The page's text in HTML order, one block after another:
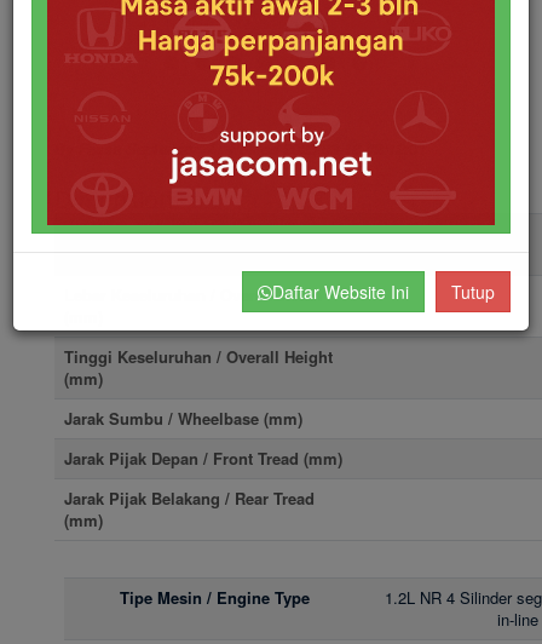
Daftar Website Ini Tutup
By Fassa Septarico Posted 2023-03-18 02:12:01
Dimension
Panjang Keseluruhan / Overall
Length (mm)
Lebar Keseluruhan / Overall Width
Tinggi Keseluruhan / Overall Height
(mm)
Jarak Sumbu / Wheelbase (mm)
Jarak Pijak Depan / Front Tread (mm)
Jarak Pijak Belakang / Rear Tread
(mm)
Tipe Mesin / Engine Type
1.2L NR 4 Silinder
in-